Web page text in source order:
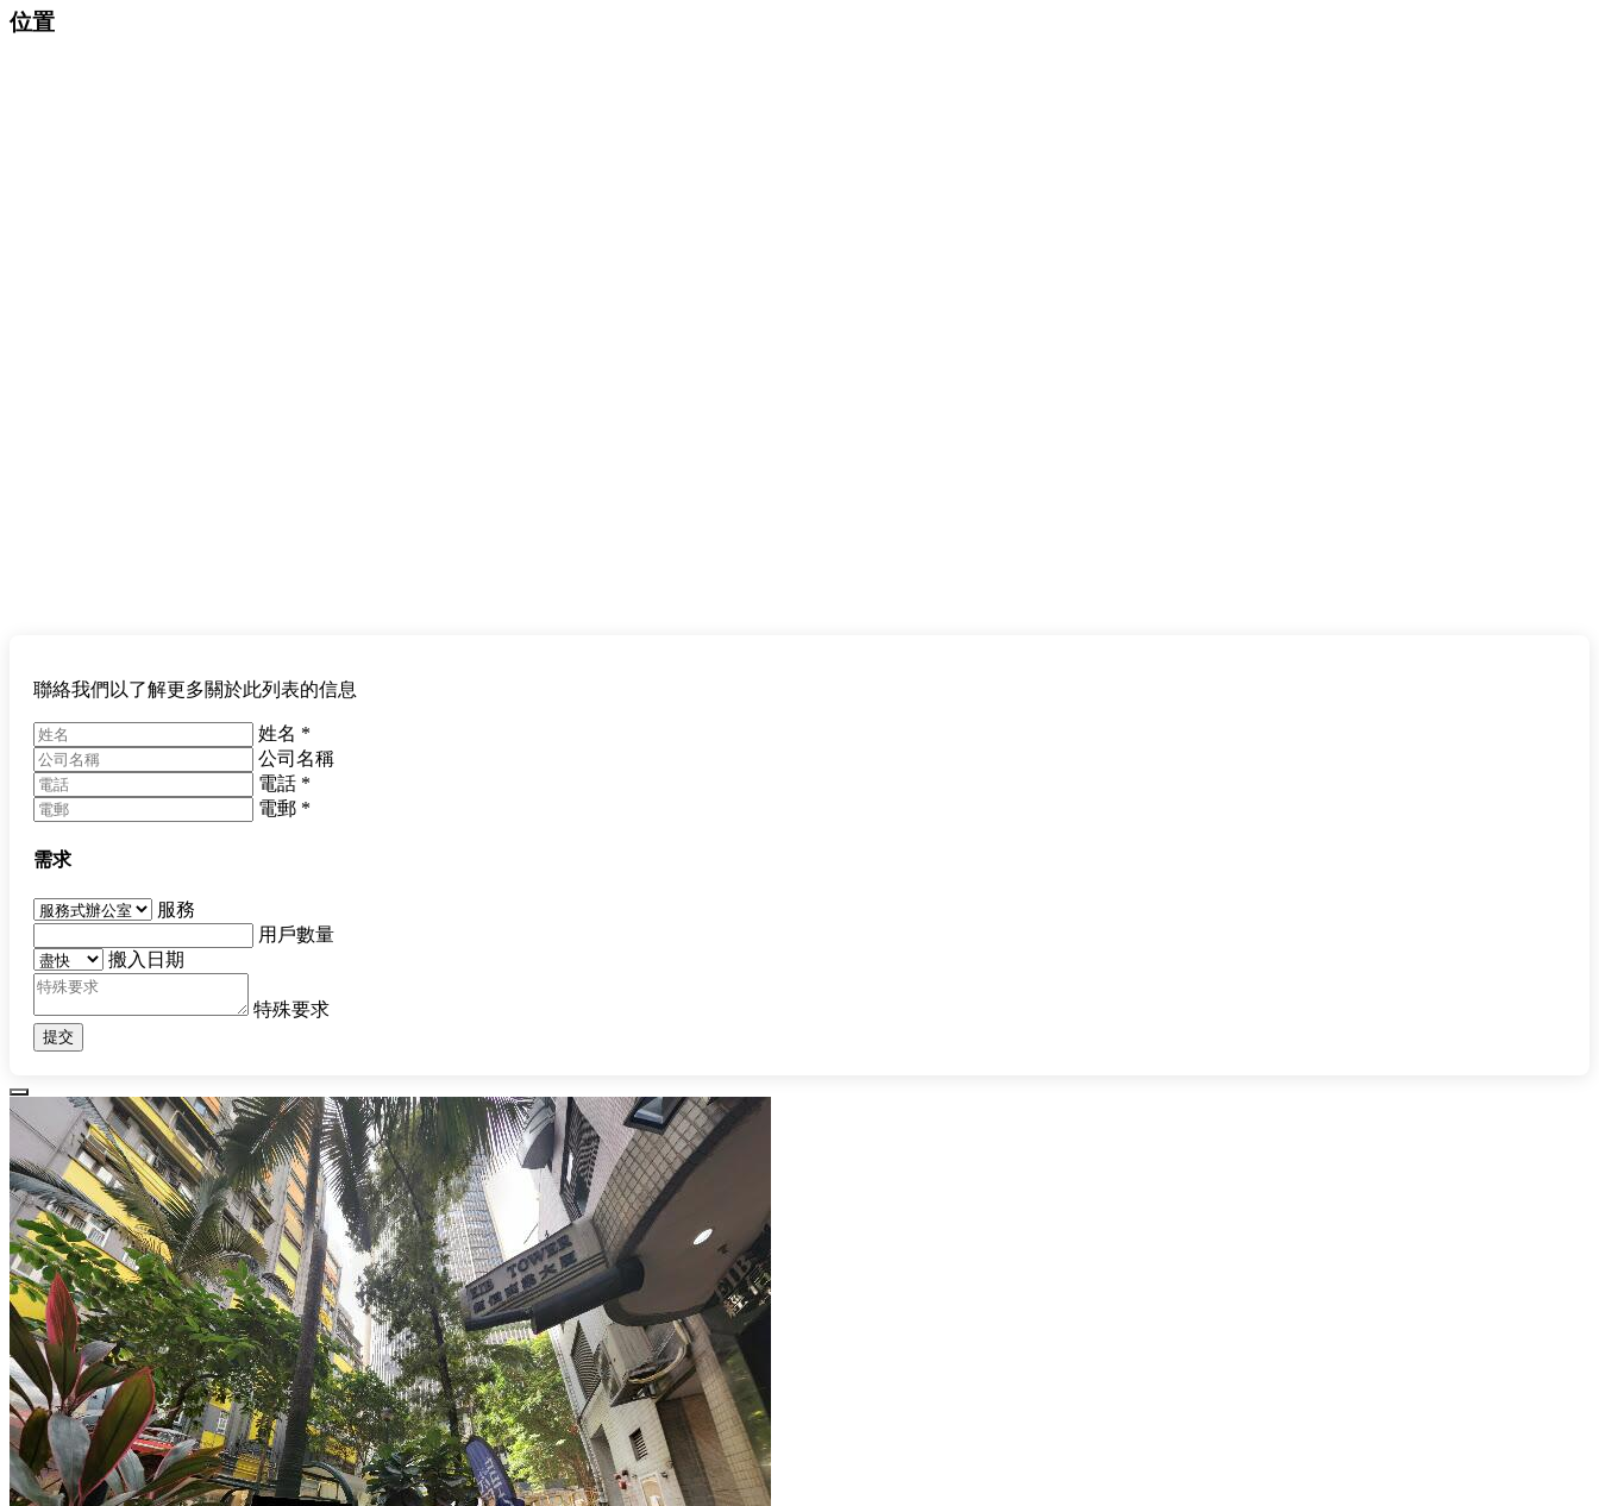
位置
聯絡我們以了解更多關於此列表的信息
姓名 *
公司名稱
電話 *
電郵 *
需求
服務
用戶數量
搬入日期
特殊要求
提交